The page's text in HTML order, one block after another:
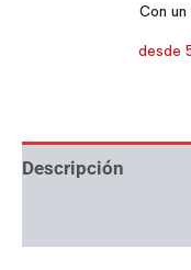
Descripción